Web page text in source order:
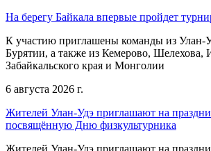
На берегу Байкала впервые пройдет
К участию приглашены команды из
Бурятии, а также из Кемерово, Шелехова,
Забайкальского края и Монголии
6 августа 2026 г.
Жителей Улан-Удэ приглашают на
посвящённую Дню физкультурника
Жителей Улан-Удэ приглашают на